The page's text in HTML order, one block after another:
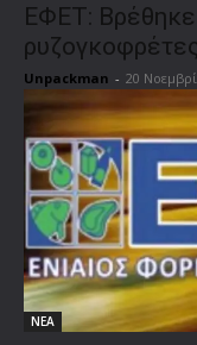
ΕΦΕΤ: Βρέθηκε
Unpackman - 20
ΝΕΑ